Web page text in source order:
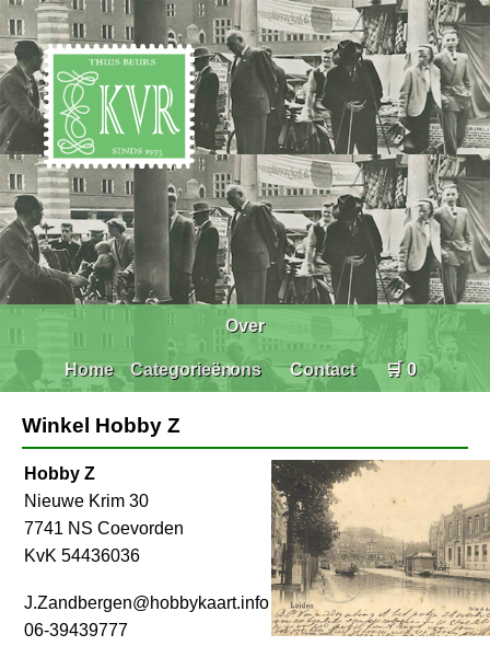
Home Categorieën
Over
ons Contact 🛒 0
Winkel Hobby Z
Hobby Z
Nieuwe Krim 30
7741 NS Coevorden
KvK 54436036
J.Zandbergen@hobbykaart.info
06-39439777